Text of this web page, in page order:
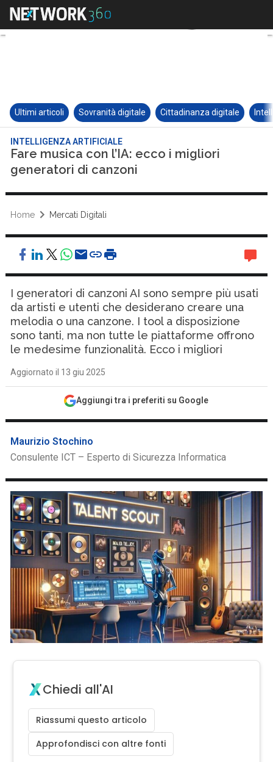
Ultimi articoli Sovranità digitale Cittadinanza digitale
INTELLIGENZA ARTIFICIALE
Fare musica con l’IA: ecco i migliori
generatori di canzoni
Home Mercati Digitali
I generatori di canzoni AI sono sempre più usati
da artisti e utenti che desiderano creare una
melodia o una canzone. I tool a disposizione
sono tanti, ma non tutte le piattaforme offrono
le medesime funzionalità. Ecco i migliori
Aggiornato il 13 giu 2025
Aggiungi tra i preferiti su Google
Maurizio Stochino
Consulente ICT – Esperto di Sicurezza Informatica
Chiedi all'AI
Riassumi questo articolo
Approfondisci con altre fonti